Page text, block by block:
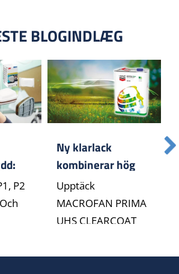
BLOGINDLÆG
P2
Ny klarlack
kombinerar hög
glans med minskat
klimatavtryck
Upptäck
MACROFAN PRIMA
UHS CLEARCOAT
låg-VOC klarlack